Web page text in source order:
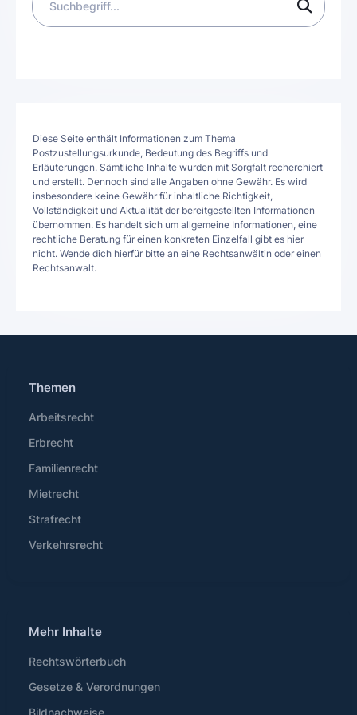
Diese Seite enthält Informationen zum Thema
Postzustellungsurkunde, Bedeutung des Begriffs und
Erläuterungen. Sämtliche Inhalte wurden mit Sorgfalt recherchiert
und erstellt. Dennoch sind alle Angaben ohne Gewähr. Es wird
insbesondere keine Gewähr für inhaltliche Richtigkeit,
Vollständigkeit und Aktualität der bereitgestellten Informationen
übernommen. Es handelt sich um allgemeine Informationen, eine
rechtliche Beratung für einen konkreten Einzelfall gibt es hier
nicht. Wende dich hierfür bitte an eine Rechtsanwältin oder einen
Rechtsanwalt.
Themen
Arbeitsrecht
Erbrecht
Familienrecht
Mietrecht
Strafrecht
Verkehrsrecht
Mehr Inhalte
Rechtswörterbuch
Gesetze & Verordnungen